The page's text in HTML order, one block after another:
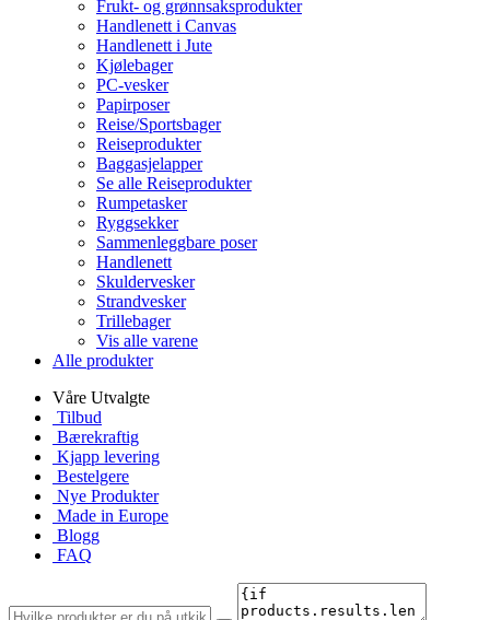
Frukt- og grønnsaksprodukter
Handlenett i Canvas
Handlenett i Jute
Kjølebager
PC-vesker
Papirposer
Reise/Sportsbager
Reiseprodukter
Baggasjelapper
Se alle Reiseprodukter
Rumpetasker
Ryggsekker
Sammenleggbare poser
Handlenett
Skuldervesker
Strandvesker
Trillebager
Vis alle varene
Alle produkter
Våre Utvalgte
Tilbud
Bærekraftig
Kjapp levering
Bestelgere
Nye Produkter
Made in Europe
Blogg
FAQ